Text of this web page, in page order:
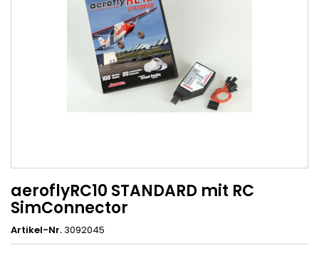
aeroflyRC10 STANDARD mit RC
SimConnector
Artikel-Nr.3092045